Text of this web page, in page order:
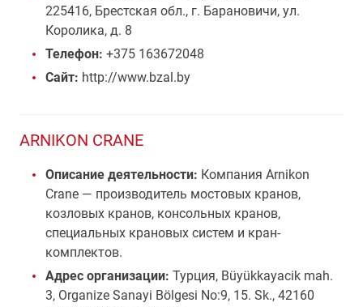
225416, Брестская обл., г. Барановичи, ул.
Королика, д. 8
Телефон: +375 163672048
Сайт: http://www.bzal.by
ARNIKON CRANE
Описание деятельности: Компания Arnikon
Crane — производитель мостовых кранов,
козловых кранов, консольных кранов,
специальных крановых систем и кран-
комплектов.
Адрес организации: Турция, Büyükkayacik mah.
3, Organize Sanayi Bölgesi No:9, 15. Sk., 42160